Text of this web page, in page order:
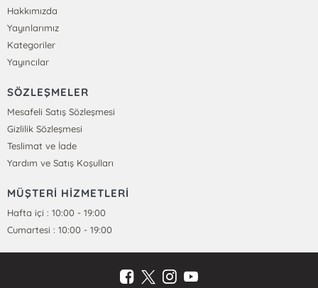
Hakkımızda
Yayınlarımız
Kategoriler
Yayıncılar
SÖZLEŞMELER
Mesafeli Satış Sözleşmesi
Gizlilik Sözleşmesi
Teslimat ve İade
Yardım ve Satış Koşulları
MÜŞTERİ HİZMETLERİ
Hafta içi : 10:00 - 19:00
Cumartesi : 10:00 - 19:00